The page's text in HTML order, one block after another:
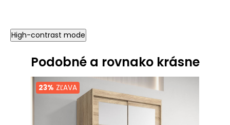
High-contrast mode
Podobné a rovnako krásne
23% ZĽAVA